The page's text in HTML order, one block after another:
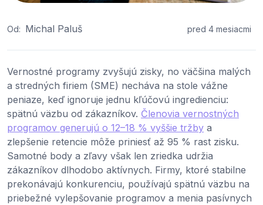
Od: Michal Paluš pred 4 mesiacmi
Vernostné programy zvyšujú zisky, no väčšina malých
a stredných firiem (SME) necháva na stole vážne
peniaze, keď ignoruje jednu kľúčovú ingredienciu:
spätnú väzbu od zákazníkov. Členovia vernostných
programov generujú o 12–18 % vyššie tržby a
zlepšenie retencie môže priniesť až 95 % rast zisku.
Samotné body a zľavy však len zriedka udržia
zákazníkov dlhodobo aktívnych. Firmy, ktoré stabilne
prekonávajú konkurenciu, používajú spätnú väzbu na
priebežné vylepšovanie programov a menia pasívnych